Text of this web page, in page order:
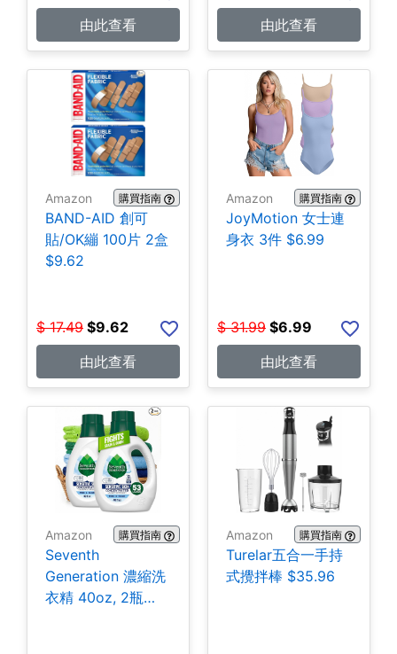
由此查看
由此查看
Amazon 購買指南
BAND-AID 創可
貼/OK繃 100片 2盒
$9.62
$ 17.49 $9.62
由此查看
Amazon 購買指南
JoyMotion 女士連
身衣 3件 $6.99
$ 31.99 $6.99
由此查看
Amazon 購買指南
Seventh
Generation 濃縮洗
衣精 40oz, 2瓶
Amazon 購買指南
Turelar五合一手持
式攪拌棒 $35.96